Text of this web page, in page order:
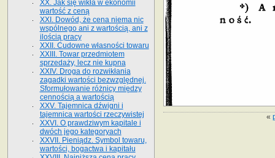
«
XX. Jak się wikła w ekonomii
wartość z ceną
XXI. Dowód, że cena niema nic
wspólnego ani z wartością, ani z
ilością pracy
XXII. Cudowne własności towaru
XXIII. Towar przedmiotem
sprzedaży, lecz nie kupna
XXIV. Droga do rozwikłania
zagadki wartości bezwzględnej.
Sformułowanie różnicy między
cennością a wartością
XXV. Tajemnica dźwigni i
tajemnica wartości rzeczywistej
XXVI. O prawdziwym kapitale i
dwóch jego kategoryach
XXVII. Pieniądz. Symbol towaru,
wartości, bogactwa i kapitału